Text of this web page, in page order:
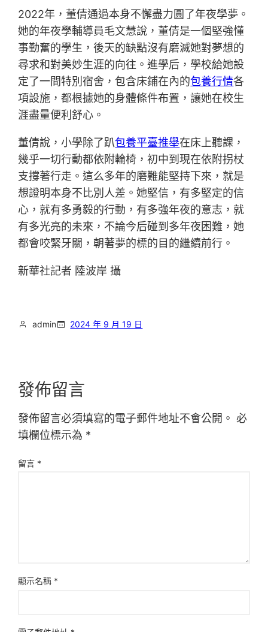
2022年，董倩通過本身不懈盡力圓了年夜學夢。
她的年夜學輔導員毛文慧說，董倩是一個堅強懂
事勤奮的學生，後天的缺點沒有磨滅她對夢想的
尋求和對美妙生涯的向往。進學后，學校給她設
定了一間特別宿舍，包含床鋪在內的包養行情各
項設施，都根據她的身體條件布置，讓她在校生
涯盡量便利舒心。
董倩說，小學除了趴包養平臺推舉在床上聽課，
幾乎一切行動都依附輪椅，初中到現在依附拐杖
支撐著行走。這么多年的磨難能堅持下來，就是
想證明本身不比別人差。她堅信，有多堅定的信
心，就有多勇毅的行動，有多強年夜的意志，就
有多光亮的未來，不論今后碰到多年夜困難，她
都會咬緊牙關，朝著夢的標的目的繼續前行。
新華社記者 陸波岸 攝
admin 2024 年 9 月 19 日
發佈留言
發佈留言必須填寫的電子郵件地址不會公開。 必
填欄位標示為 *
留言 *
顯示名稱 *